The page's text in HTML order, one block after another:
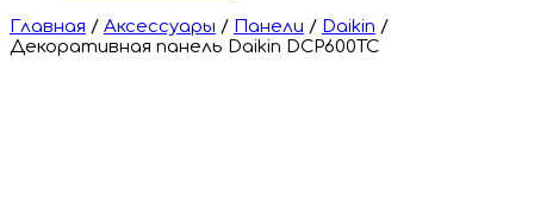
Главная / Аксессуары / Панели / Daikin /
Декоративная панель Daikin DCP600TC